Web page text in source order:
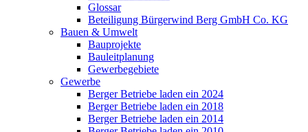
Glossar
Beteiligung Bürgerwind Berg GmbH Co. KG
Bauen & Umwelt
Bauprojekte
Bauleitplanung
Gewerbegebiete
Gewerbe
Berger Betriebe laden ein 2024
Berger Betriebe laden ein 2018
Berger Betriebe laden ein 2014